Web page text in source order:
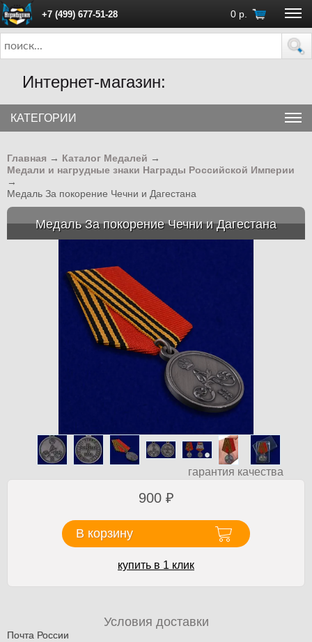
+7 (499) 677-51-28 0 р.
ПН - ПТ с 10:00 до 18:00 (Москва)
Интернет-магазин:
КАТЕГОРИИ
Главная → Каталог Медалей →
Медали и нагрудные знаки Награды Российской Империи
→
Медаль За покорение Чечни и Дагестана
Медаль За покорение Чечни и Дагестана
гарантия качества
900 ₽
В корзину
купить в 1 клик
Условия доставки
Почта России